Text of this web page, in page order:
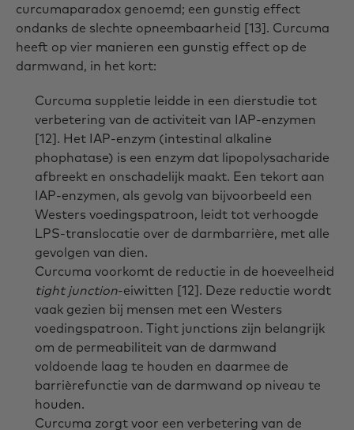
curcumaparadox genoemd; een gunstig effect
ondanks de slechte opneembaarheid [13]. Curcuma
heeft op vier manieren een gunstig effect op de
darmwand, in het kort:
Curcuma suppletie leidde in een dierstudie tot
verbetering van de activiteit van IAP-enzymen
[12]. Het IAP-enzym (intestinal alkaline
phophatase) is een enzym dat lipopolysacharide
afbreekt en onschadelijk maakt. Een tekort aan
IAP-enzymen, als gevolg van bijvoorbeeld een
Westers voedingspatroon, leidt tot verhoogde
LPS-translocatie over de darmbarrière, met alle
gevolgen van dien.
Curcuma voorkomt de reductie in de hoeveelheid
tight junction-eiwitten [12]. Deze reductie wordt
vaak gezien bij mensen met een Westers
voedingspatroon. Tight junctions zijn belangrijk
om de permeabiliteit van de darmwand
voldoende laag te houden en daarmee de
barrièrefunctie van de darmwand op niveau te
houden.
Curcuma zorgt voor een verbetering van de